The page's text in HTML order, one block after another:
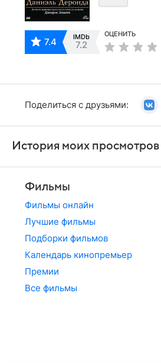
7.4 IMDb
7.2
ОЦЕНИТЬ
Поделиться с друзьями:
История моих просмотров
Фильмы
Фильмы онлайн
Лучшие фильмы
Подборки фильмов
Календарь кинопремьер
Премии
Все фильмы